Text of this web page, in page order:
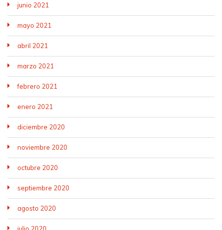
junio 2021
mayo 2021
abril 2021
marzo 2021
febrero 2021
enero 2021
diciembre 2020
noviembre 2020
octubre 2020
septiembre 2020
agosto 2020
julio 2020